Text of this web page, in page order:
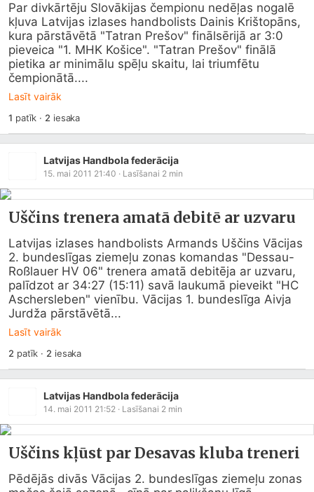
Par divkārtēju Slovākijas čempionu nedēļas nogalē
kļuva Latvijas izlases handbolists Dainis Krištopāns,
kura pārstāvētā "Tatran Prešov" finālsērijā ar 3:0
pieveica "1. MHK Košice". "Tatran Prešov" finālā
pietika ar minimālu spēļu skaitu, lai triumfētu
čempionātā....
Lasīt vairāk
1 patīk · 2 iesaka
Latvijas Handbola federācija
15. mai 2011 21:40 · Lasīšanai 2 min
Uščins trenera amatā debitē ar uzvaru
Latvijas izlases handbolists Armands Uščins Vācijas
2. bundeslīgas ziemeļu zonas komandas "Dessau-
Roßlauer HV 06" trenera amatā debitēja ar uzvaru,
palīdzot ar 34:27 (15:11) savā laukumā pieveikt "HC
Aschersleben" vienību. Vācijas 1. bundeslīga Aivja
Jurdža pārstāvētā...
Lasīt vairāk
2 patīk · 2 iesaka
Latvijas Handbola federācija
14. mai 2011 21:52 · Lasīšanai 2 min
Uščins kļūst par Desavas kluba treneri
Pēdējās divās Vācijas 2. bundeslīgas ziemeļu zonas